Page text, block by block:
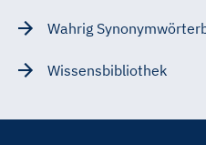
Wahrig
Wissensbibliothek